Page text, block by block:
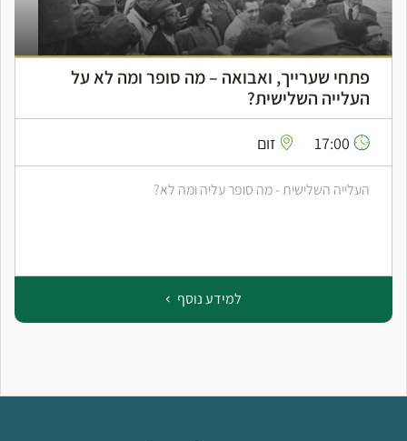
פתחי שערייך, ואבואה – מה סופר ומה לא על
העלייה השלישית?
זום
העלייה השלישית - מה סופר עליה ומה לא?
למידע נוסף